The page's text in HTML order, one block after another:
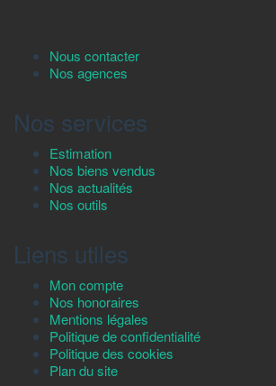
Nous contacter
Nos agences
Nos services
Estimation
Nos biens vendus
Nos actualités
Nos outils
Liens utiles
Mon compte
Nos honoraires
Mentions légales
Politique de confidentialité
Politique des cookies
Plan du site